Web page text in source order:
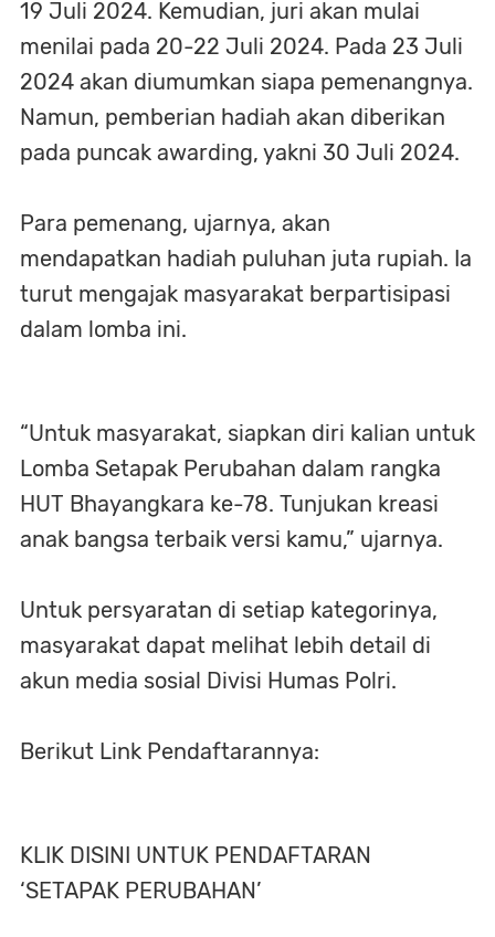
19 Juli 2024. Kemudian, juri akan mulai
menilai pada 20-22 Juli 2024. Pada 23 Juli
2024 akan diumumkan siapa pemenangnya.
Namun, pemberian hadiah akan diberikan
pada puncak awarding, yakni 30 Juli 2024.
Para pemenang, ujarnya, akan
mendapatkan hadiah puluhan juta rupiah. Ia
turut mengajak masyarakat berpartisipasi
dalam lomba ini.
“Untuk masyarakat, siapkan diri kalian untuk
Lomba Setapak Perubahan dalam rangka
HUT Bhayangkara ke-78. Tunjukan kreasi
anak bangsa terbaik versi kamu,” ujarnya.
Untuk persyaratan di setiap kategorinya,
masyarakat dapat melihat lebih detail di
akun media sosial Divisi Humas Polri.
Berikut Link Pendaftarannya:
KLIK DISINI UNTUK PENDAFTARAN
‘SETAPAK PERUBAHAN’